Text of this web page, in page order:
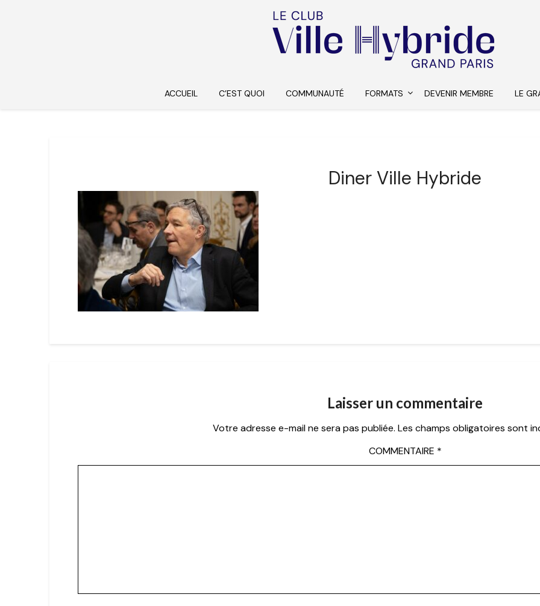
ACCUEIL C’EST QUOI COMMUNAUTÉ FORMATS DEVENIR MEMBRE LE
Diner Ville Hybride
Laisser un commentaire
Votre adresse e-mail ne sera pas publiée. Les champs obligatoires sont
COMMENTAIRE *